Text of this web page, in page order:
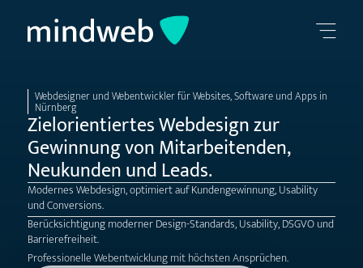
Webdesigner und Webentwickler für Websites, Software und Apps in
Nürnberg
Zielorientiertes Webdesign zur
Gewinnung von Mitarbeitenden,
Neukunden und Leads.
Modernes Webdesign, optimiert auf Kundengewinnung, Usability
und Conversions.
Berücksichtigung moderner Design-Standards, Usability, DSGVO und
Barrierefreiheit.
Professionelle Webentwicklung mit höchsten Ansprüchen.